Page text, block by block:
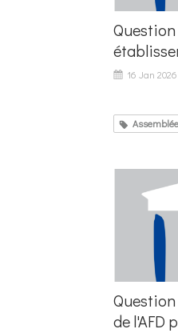
Question
16 Jan 2026
Question
de l'AFD